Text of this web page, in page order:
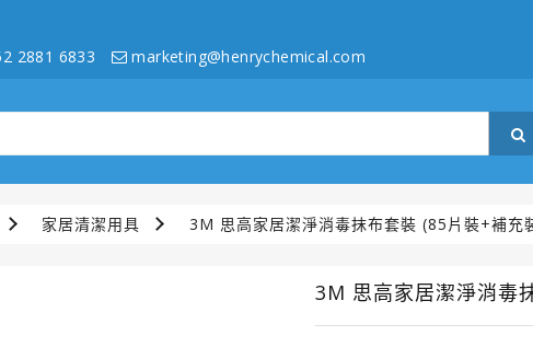
2881 6833 marketing@henrychemical.com
家居清潔用具 3M 思高家居潔淨消毒抹布套裝 (85片裝+補充
3M 思高家居潔淨消毒